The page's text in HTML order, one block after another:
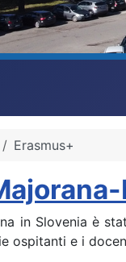
Erasmus+
in Slovenia è
ospitanti e i